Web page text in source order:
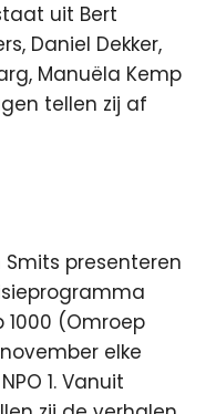
uit Bert
Daniel Dekker,
Manuëla Kemp
tellen zij af
Smits presenteren
1000 (Omroep
elke
1. Vanuit